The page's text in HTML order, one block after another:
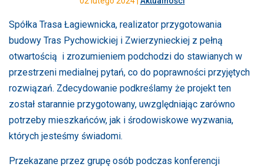
Spółka Trasa Łagiewnicka, realizator przygotowania
budowy Tras Pychowickiej i Zwierzynieckiej z pełną
otwartością i zrozumieniem podchodzi do stawianych w
przestrzeni medialnej pytań, co do poprawności przyjętych
rozwiązań. Zdecydowanie podkreślamy że projekt ten
został starannie przygotowany, uwzględniając zarówno
potrzeby mieszkańców, jak i środowiskowe wyzwania,
których jesteśmy świadomi.
Przekazane przez grupę osób podczas konferencji